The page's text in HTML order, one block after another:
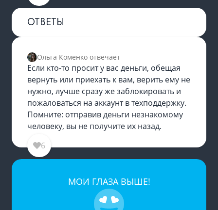
ОТВЕТЫ
Ольга Коменко отвечает
Если кто-то просит у вас деньги, обещая
вернуть или приехать к вам, верить ему не
нужно, лучше сразу же заблокировать и
пожаловаться на аккаунт в техподдержку.
Помните: отправив деньги незнакомому
человеку, вы не получите их назад.
6
МОИ ГЛАЗА ВЫШЕ!